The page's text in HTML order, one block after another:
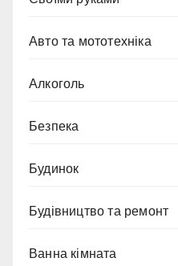
Авто та мототехніка
Алкоголь
Безпека
Будинок
Будівництво та ремонт
Ванна кімната